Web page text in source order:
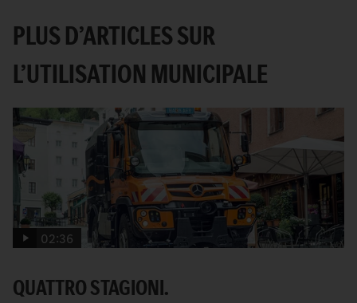
PLUS D’ARTICLES SUR
L’UTILISATION MUNICIPALE
02:36
QUATTRO STAGIONI.